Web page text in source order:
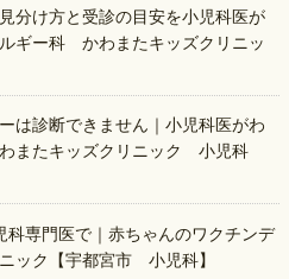
分け方と受診の目安を小児科医が
ー科 かわまたキッズクリニッ
は診断できません｜小児科医がわ
またキッズクリニック 小児科
専門医で｜赤ちゃんのワクチンデ
ック【宇都宮市 小児科】